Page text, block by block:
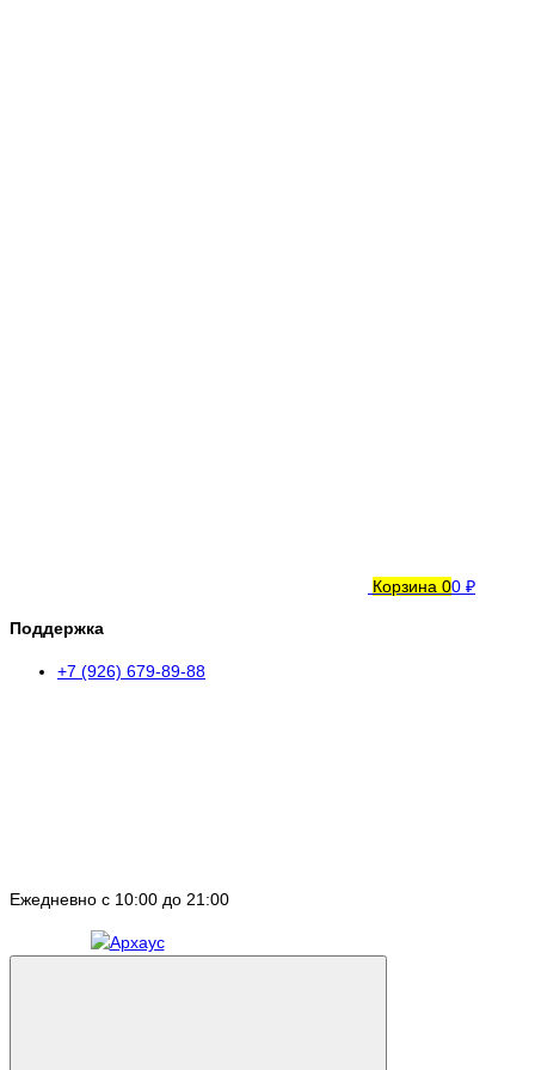
Корзина 00 ₽
Поддержка
+7 (926) 679-89-88
Ежедневно с 10:00 до 21:00